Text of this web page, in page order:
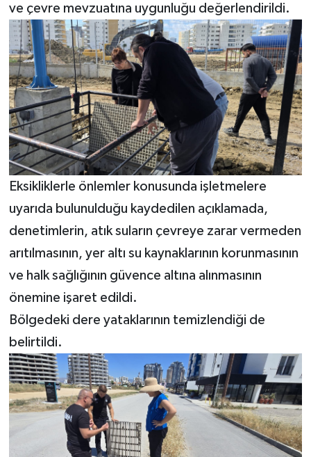
ve çevre mevzuatına uygunluğu değerlendirildi.
Eksikliklerle önlemler konusunda işletmelere
uyarıda bulunulduğu kaydedilen açıklamada,
denetimlerin, atık suların çevreye zarar vermeden
arıtılmasının, yer altı su kaynaklarının korunmasının
ve halk sağlığının güvence altına alınmasının
önemine işaret edildi.
Bölgedeki dere yataklarının temizlendiği de
belirtildi.
LEFKOŞA
MAGAZİN
Nöbetçi Eczaneler
ÖZEL HABER
SAĞLIK
SİYASET
TATLISU
TEKNOLOJİ
TİCARET
YAŞAM